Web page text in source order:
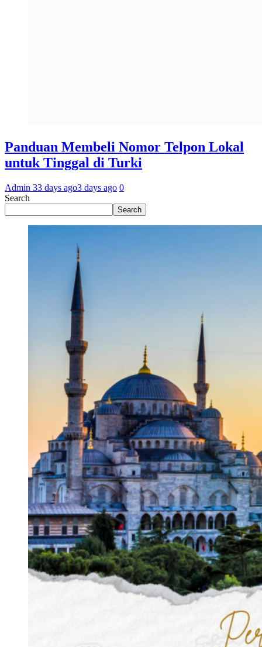
Panduan Membeli Nomor Telpon Lokal
untuk Tinggal di Turki
Admin 33 days ago3 days ago 0
Search
Search